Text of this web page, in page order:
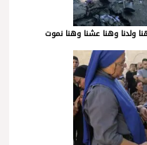
ولدنا وهنا عشنا وهنا نموت